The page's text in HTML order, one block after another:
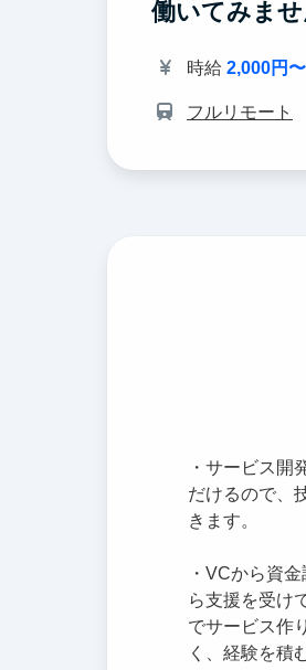
働いてみませ
時給 2,000円〜
フルリモート
・サービス開
だけるので、
きます。
・VCから資
ら支援を受け
でサービス作
く、経験を積